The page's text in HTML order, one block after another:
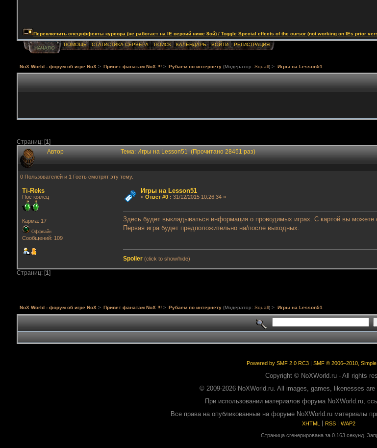
Переключить спецэффекты курсора (не работает на IE версий ниже 8ой) / Toggle Special effects of the cursor (not working on IEs prior
НАЧАЛО
ПОМОЩЬ СТАТИСТИКА СЕРВЕРА ПОИСК КАЛЕНДАРЬ ВОЙТИ РЕГИСТРАЦИЯ
NoX World - форум об игре NoX > Привет фанатам NoX !!! > Рубаем по интернету (Модератор:Squall) > Игры на Lesson51
Страниц: [1]
Автор Тема: Игры на Lesson51 (Прочитано 28451 раз)
0 Пользователей и 1 Гость смотрят эту тему.
Ti-Reks
Постоялец
Карма: 17
Оффлайн
Сообщений: 109
Игры на Lesson51
« Ответ #0: 31/12/2015 10:26:34 »
Здесь будет выкладываться информация о проводимых играх. С картой вы можете
Первая игра будет предположительно на/после выходных.
Spoiler (click to show/hide)
Страниц: [1]
NoX World - форум об игре NoX > Привет фанатам NoX !!! > Рубаем по интернету (Модератор:Squall) > Игры на Lesson51
Powered by SMF 2.0 RC3| SMF © 2006–2010,
Copyright © NoXWorld.ru - All rights
© 2009-2026 NoXWorld.ru. All images, games, likenesses
При использовании материалов форума NoXWorld.ru,
Все права на опубликованные на форуме NoXWorld.ru материалы
XHTML RSS
WAP2
Страница сгенерирована за 0.163 секунд.